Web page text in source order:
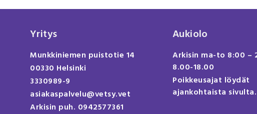
Yritys
Munkkiniemen puistotie 14
00330 Helsinki
3330989-9
asiakaspalvelu@vetsy.vet
Arkisin puh. 0942577361
Aukiolo
Arkisin ma-to 8:00 –
8.00-18.00
Poikkeusajat löydät
ajankohtaista sivulta.